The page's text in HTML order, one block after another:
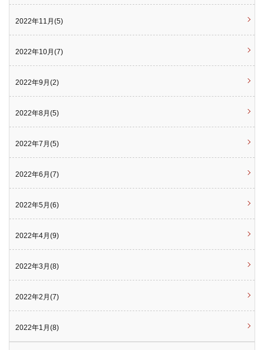
2022年11月(5)
2022年10月(7)
2022年9月(2)
2022年8月(5)
2022年7月(5)
2022年6月(7)
2022年5月(6)
2022年4月(9)
2022年3月(8)
2022年2月(7)
2022年1月(8)